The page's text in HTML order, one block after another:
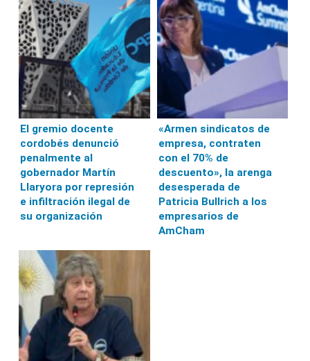
El gremio docente
cordobés denunció
penalmente al
gobernador Martín
Llaryora por represión
e infiltración ilegal de
su organización
«Armen sindicatos de
empresa, contraten
con el 70% de
descuento», la arenga
desesperada de
Patricia Bullrich a los
empresarios de
AmCham